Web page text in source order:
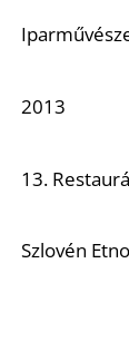
2013
13.
Szlovén